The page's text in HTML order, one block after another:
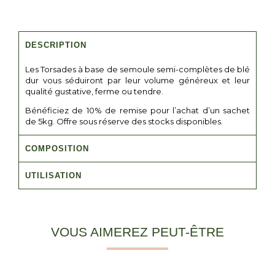
DESCRIPTION
Les Torsades à base de semoule semi-complètes de blé
dur vous séduiront par leur volume généreux et leur
qualité gustative, ferme ou tendre.
Bénéficiez de 10% de remise pour l’achat d’un sachet
de 5kg. Offre sous réserve des stocks disponibles.
COMPOSITION
UTILISATION
VOUS AIMEREZ PEUT-ÊTRE